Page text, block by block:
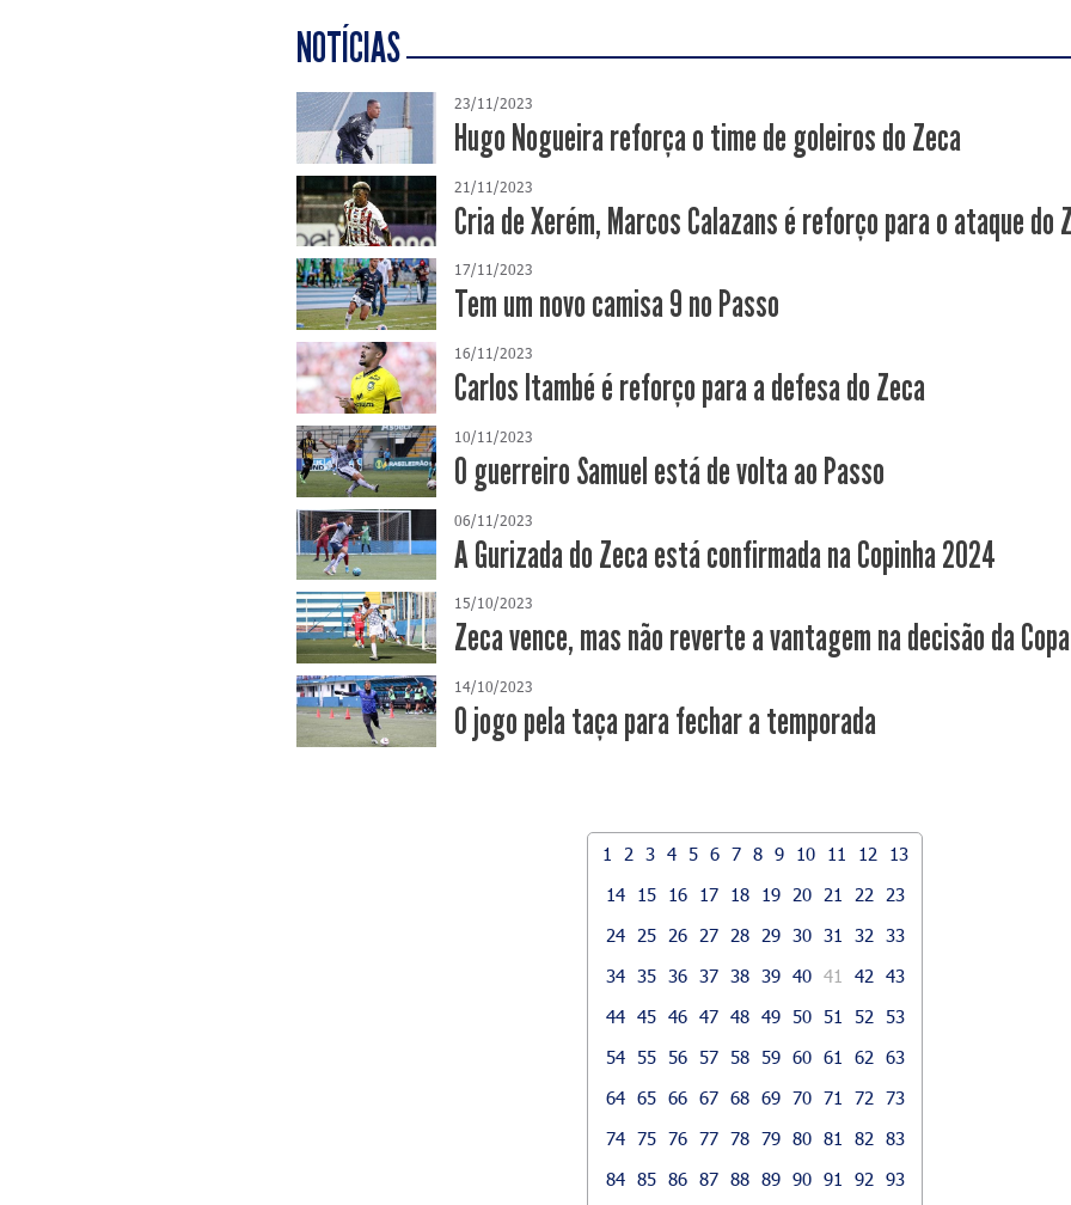
NOTÍCIAS
23/11/2023
Hugo Nogueira reforça o time de goleiros do Zeca
21/11/2023
Cria de Xerém, Marcos Calazans é reforço para o ataque do
17/11/2023
Tem um novo camisa 9 no Passo
16/11/2023
Carlos Itambé é reforço para a defesa do Zeca
10/11/2023
O guerreiro Samuel está de volta ao Passo
06/11/2023
A Gurizada do Zeca está confirmada na Copinha 2024
15/10/2023
Zeca vence, mas não reverte a vantagem na decisão da Copa
14/10/2023
O jogo pela taça para fechar a temporada
1 2 3 4 5 6 7 8 9 10 11 12
13
14
15 16 17 18 19 20 21 22
23
24
25 26 27 28 29 30 31 32
33
34 35 36 37 38 39 40 41 42
43
44 45 46 47 48 49 50 51 52
53
54 55 56 57 58 59 60 61 62
63
64 65 66 67 68 69 70 71 72
73
74 75 76 77 78 79 80 81 82
83
84 85 86 87 88 89 90 91 92
93